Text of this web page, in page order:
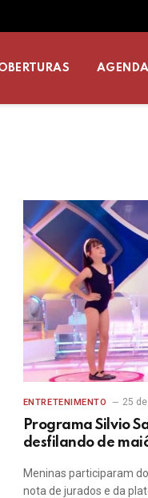
AGENDA
ENTRETENIMENTO 25
Programa Silvio
desfilando de
Meninas participaram
nota de jurados e da